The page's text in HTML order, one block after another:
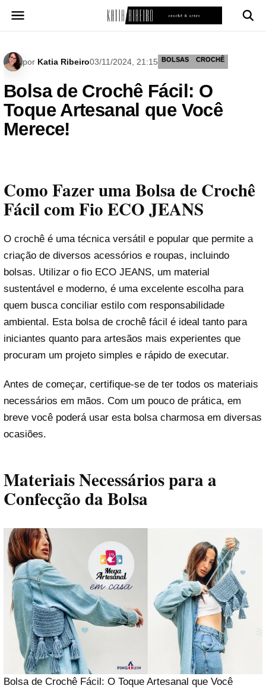
para
por Katia Ribeiro03/11/2024, 21:15 BOLSAS CROCHÊ
Bolsa de Crochê Fácil: O
Toque Artesanal que Você
Merece!
Como Fazer uma Bolsa de Crochê
Fácil com Fio ECO JEANS
O crochê é uma técnica versátil e popular que permite a
criação de diversos acessórios e roupas, incluindo
bolsas. Utilizar o fio ECO JEANS, um material
sustentável e moderno, é uma excelente escolha para
quem busca conciliar estilo com responsabilidade
ambiental. Esta bolsa de crochê fácil é ideal tanto para
iniciantes quanto para artesãos mais experientes que
procuram um projeto simples e rápido de executar.
Antes de começar, certifique-se de ter todos os materiais
necessários em mãos. Com um pouco de prática, em
breve você poderá usar esta bolsa charmosa em diversas
ocasiões.
Materiais Necessários para a
Confecção da Bolsa
Bolsa de Crochê Fácil: O Toque Artesanal que Você